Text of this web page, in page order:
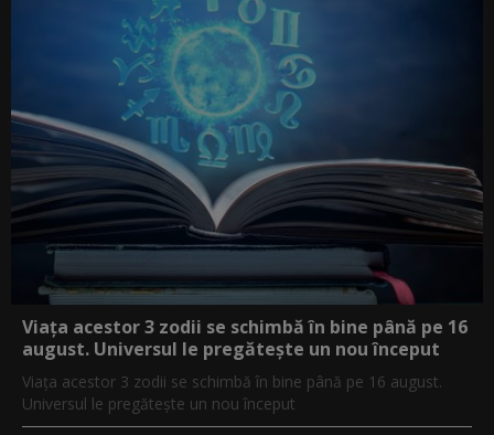
Viața acestor 3 zodii se schimbă în bine până pe 16
august. Universul le pregătește un nou început
Viața acestor 3 zodii se schimbă în bine până pe 16 august.
Universul le pregătește un nou început